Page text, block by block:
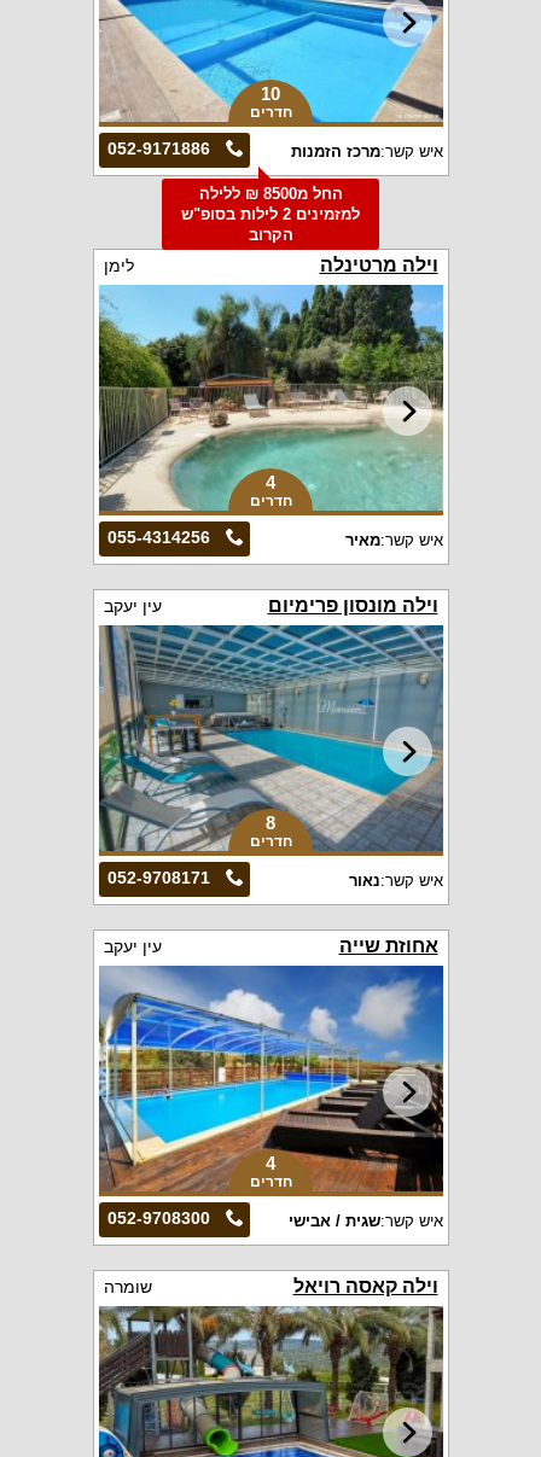
10
חדרים
052-9171886 איש קשר:מרכז הזמנות
החל מ8500 ₪ ללילה
למזמינים 2 לילות בסופ"ש
הקרוב
וילה מרטינלה לימן
4
חדרים
055-4314256 איש קשר:מאיר
וילה מונסון פרימיום עין יעקב
8
חדרים
052-9708171 איש קשר:נאור
אחוזת שייה עין יעקב
4
חדרים
052-9708300 איש קשר:שגית / אבישי
וילה קאסה רויאל שומרה